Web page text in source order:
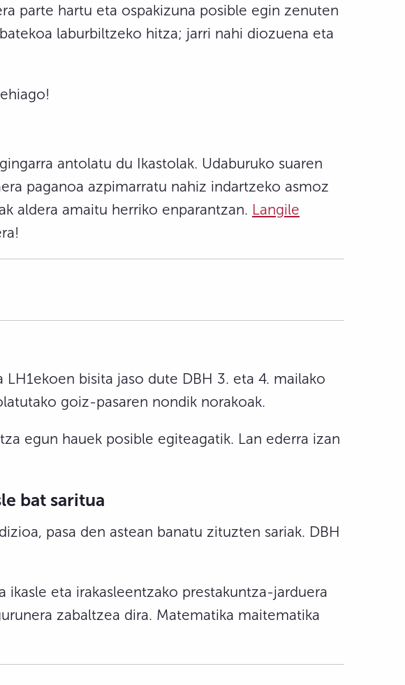
parte hartu eta ospakizuna posible egin zenuten
laburbiltzeko hitza; jarri nahi diozuena eta
antolatu du Ikastolak. Udaburuko suaren
paganoa azpimarratu nahiz indartzeko asmoz
aldera amaitu herriko enparantzan. Langile
bisita jaso dute DBH 3. eta 4. mailako
goiz-pasaren nondik norakoak.
egun hauek posible egiteagatik. Lan ederra izan
bat saritua
pasa den astean banatu zituzten sariak. DBH
eta irakasleentzako prestakuntza-jarduera
zabaltzea dira. Matematika maitematika